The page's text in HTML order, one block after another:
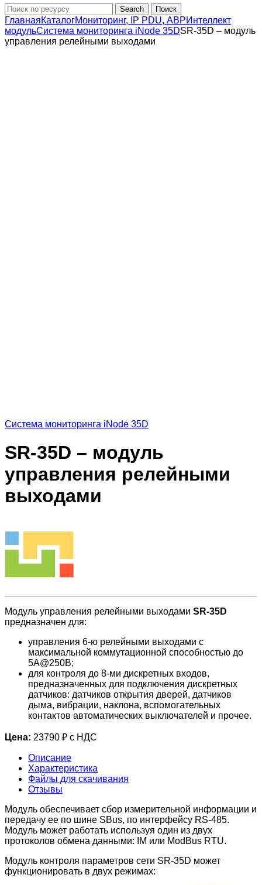
Search Поиск
ГлавнаяКаталогМониторинг, IP PDU, АВРИнтеллект
модульСистема мониторинга iNode 35DSR-35D – модуль
управления релейными выходами
Система мониторинга iNode 35D
SR-35D – модуль
управления релейными
выходами
Модуль управления релейными выходами SR-35D
предназначен для:
управления 6-ю релейными выходами с
максимальной коммутационной способностью до
5A@250В;
для контроля до 8-ми дискретных входов,
предназначенных для подключения дискретных
датчиков: датчиков открытия дверей, датчиков
дыма, вибрации, наклона, вспомогательных
контактов автоматических выключателей и прочее.
Цена: 23790 ₽ с НДС
Описание
Характеристика
Файлы для скачивания
Отзывы
Модуль обеспечивает сбор измерительной информации и
передачу ее по шине SBus, по интерфейсу RS-485.
Модуль может работать используя один из двух
протоколов обмена данными: IM или ModBus RTU.
Модуль контроля параметров сети SR-35D может
функционировать в двух режимах: